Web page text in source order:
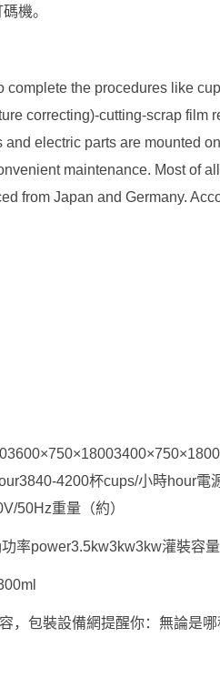
機。
complete the procedures like
correcting)-cutting-scrap film
electric parts are mounted
maintenance. Most of
from Japan and Germany.
4200杯cups/小時hour電
50Hz重量（約）
率power3.5kw3kw3kw灌裝容量
，包裝設備網提醒你：無論是